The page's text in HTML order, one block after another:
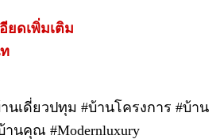
ยดเพิ่มเติม
นเดี่ยวปทุม #บ้านโครงการ #บ้าน
นคุณ #Modernluxury